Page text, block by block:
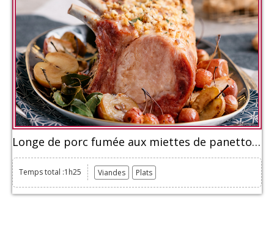
Longe de porc fumée aux miettes de panettone et pommes
Temps total :1h25 Viandes Plats